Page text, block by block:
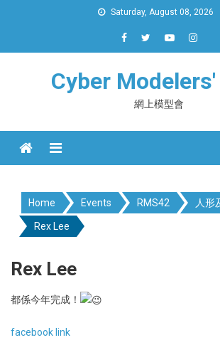
Saturday, August 08, 2026
Cyber
網上模型會
Menu
Home Events RMS42 人形
Rex Lee
Rex Lee
都係今年完成！
facebook link